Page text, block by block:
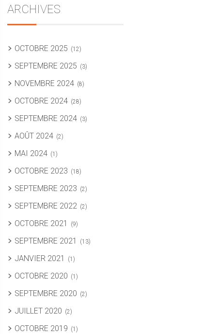
ARCHIVES
OCTOBRE 2025 (12)
SEPTEMBRE 2025 (3)
NOVEMBRE 2024 (8)
OCTOBRE 2024 (28)
SEPTEMBRE 2024 (3)
AOÛT 2024 (2)
MAI 2024 (1)
OCTOBRE 2023 (18)
SEPTEMBRE 2023 (2)
SEPTEMBRE 2022 (2)
OCTOBRE 2021 (9)
SEPTEMBRE 2021 (13)
JANVIER 2021 (1)
OCTOBRE 2020 (1)
SEPTEMBRE 2020 (2)
JUILLET 2020 (2)
OCTOBRE 2019 (1)